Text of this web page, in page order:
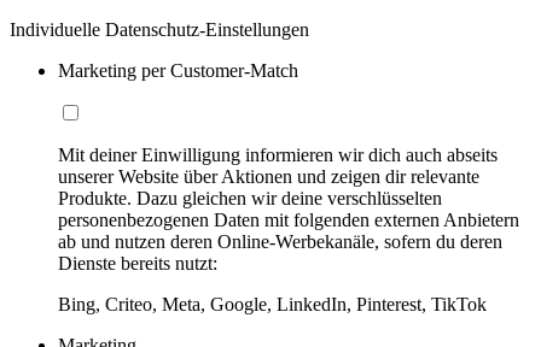
Individuelle Datenschutz-Einstellungen
Marketing per Customer-Match
Mit deiner Einwilligung informieren wir dich auch abseits
unserer Website über Aktionen und zeigen dir relevante
Produkte. Dazu gleichen wir deine verschlüsselten
personenbezogenen Daten mit folgenden externen Anbietern
ab und nutzen deren Online-Werbekanäle, sofern du deren
Dienste bereits nutzt:
Bing, Criteo, Meta, Google, LinkedIn, Pinterest, TikTok